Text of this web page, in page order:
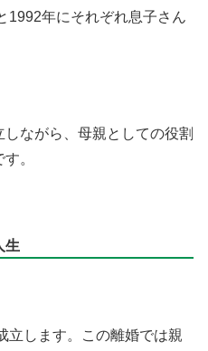
1992年にそれぞれ息子さん
ながら、母親としての役割
。
生
立します。この離婚では親